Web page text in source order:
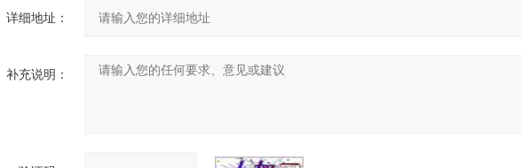
详细地址：
补充说明：